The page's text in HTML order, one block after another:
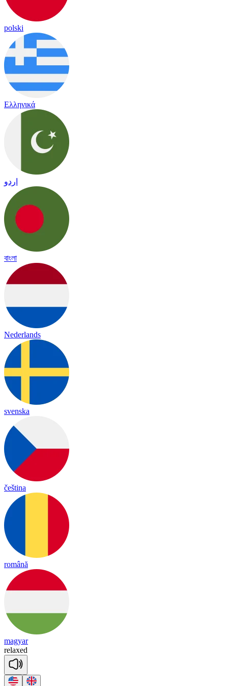
polski
Ελληνικά
اردو
বাংলা
Nederlands
svenska
čeština
română
magyar
relaxed